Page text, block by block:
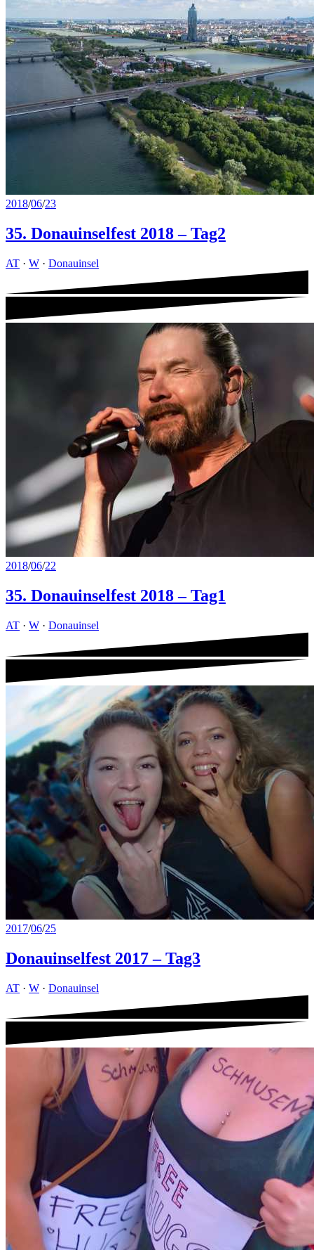
2018/06/23
35. Donauinselfest 2018 – Tag2
AT · W · Donauinsel
2018/06/22
35. Donauinselfest 2018 – Tag1
AT · W · Donauinsel
2017/06/25
Donauinselfest 2017 – Tag3
AT · W · Donauinsel